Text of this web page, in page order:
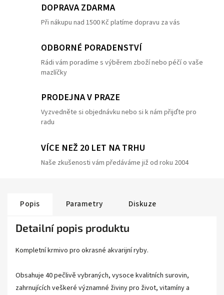
DOPRAVA ZDARMA
Při nákupu nad 1500 Kč platíme dopravu za vás
ODBORNÉ PORADENSTVÍ
Rádi vám poradíme s výběrem zboží nebo péčí o vaše
mazlíčky
PRODEJNA V PRAZE
Vyzvedněte si objednávku nebo si k nám přijďte pro
radu
VÍCE NEŽ 20 LET NA TRHU
Naše zkušenosti vám předáváme již od roku 2004
Popis Parametry Diskuze
Detailní popis produktu
Kompletní krmivo pro okrasné akvarijní ryby.
Obsahuje 40 pečlivě vybraných, vysoce kvalitních surovin,
zahrnujících veškeré významné živiny pro život, vitamíny a